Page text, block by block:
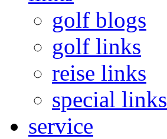
golf blogs
golf links
reise links
special links
service